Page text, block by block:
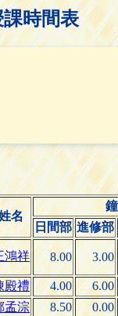
時間表
名
日間部 進修部
鴻祥 8.00 3.00
殿禮 4.00
6.00
孟淙 8.50
0.00